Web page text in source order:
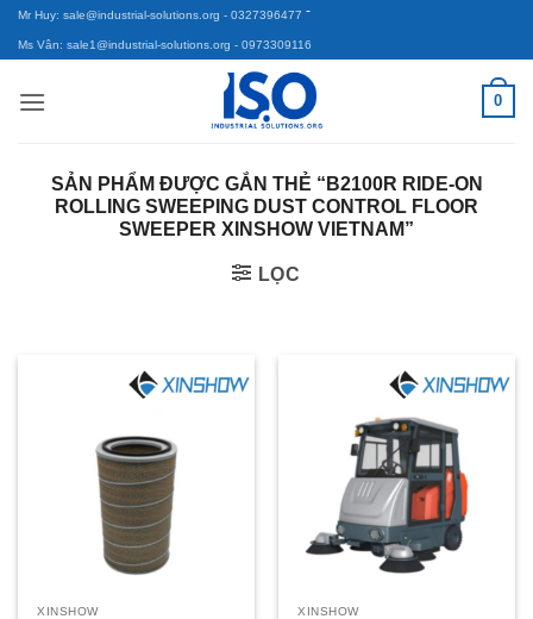
Bỏ
qua
dung
Mr Huy: sale@industrial-solutions.org - 0327396477 -
Ms Vân: sale1@industrial-solutions.org - 0973309116
0
SẢN PHẨM ĐƯỢC GẮN THẺ “B2100R RIDE-ON
ROLLING SWEEPING DUST CONTROL FLOOR
SWEEPER XINSHOW VIETNAM”
LỌC
XINSHOW XINSHOW